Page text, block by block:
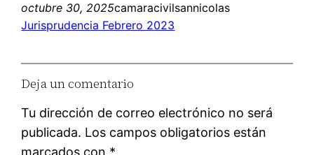
octubre 30, 2025camaracivilsannicolas
Jurisprudencia Febrero 2023
Deja un comentario
Tu dirección de correo electrónico no será
publicada. Los campos obligatorios están
marcados con *